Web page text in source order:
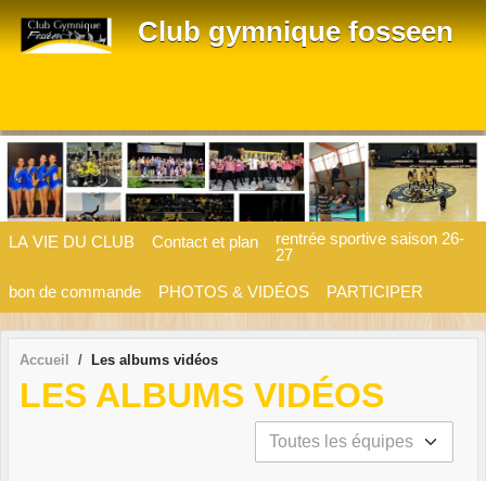
Club gymnique fosseen
LA VIE DU CLUB Contact et plan
rentrée sportive saison 26-
27
bon de commande
PHOTOS & VIDÉOS PARTICIPER
Accueil Les albums vidéos
LES ALBUMS VIDÉOS
Panneau de gestion des cookies